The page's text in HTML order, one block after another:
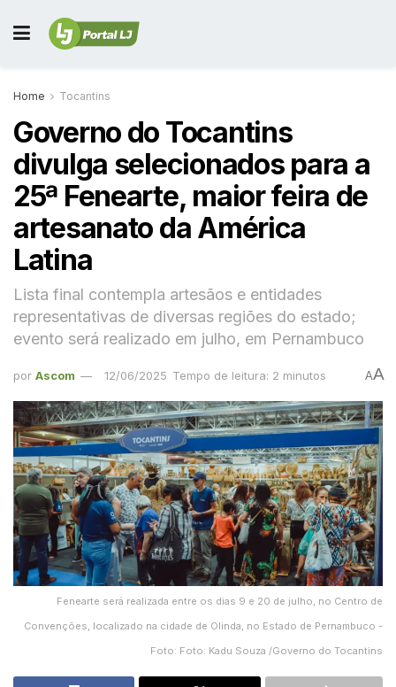
Home Tocantins
Governo do Tocantins
divulga selecionados para a
25ª Fenearte, maior feira de
artesanato da América
Latina
Lista final contempla artesãos e entidades
representativas de diversas regiões do estado;
evento será realizado em julho, em Pernambuco
por Ascom 12/06/2025 Tempo de leitura: 2 minutos AA
Fenearte será realizada entre os dias 9 e 20 de julho, no Centro de
Convenções, localizado na cidade de Olinda, no Estado de Pernambuco -
Foto: Foto: Kadu Souza /Governo do Tocantins